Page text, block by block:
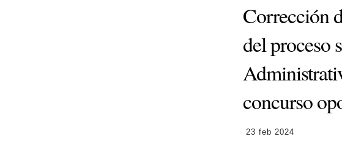
Corrección
del proceso
concurso
23 feb 2024